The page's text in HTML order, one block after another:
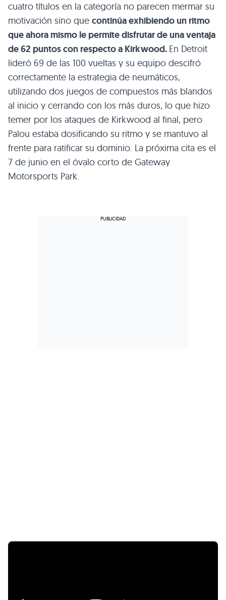
cuatro títulos en la categoría no parecen mermar su
motivación sino que continúa exhibiendo un ritmo
que ahora mismo le permite disfrutar de una ventaja
de 62 puntos con respecto a Kirkwood. En Detroit
lideró 69 de las 100 vueltas y su equipo descifró
correctamente la estrategia de neumáticos,
utilizando dos juegos de compuestos más blandos
al inicio y cerrando con los más duros, lo que hizo
temer por los ataques de Kirkwood al final, pero
Palou estaba dosificando su ritmo y se mantuvo al
frente para ratificar su dominio. La próxima cita es el
7 de junio en el óvalo corto de Gateway
Motorsports Park.